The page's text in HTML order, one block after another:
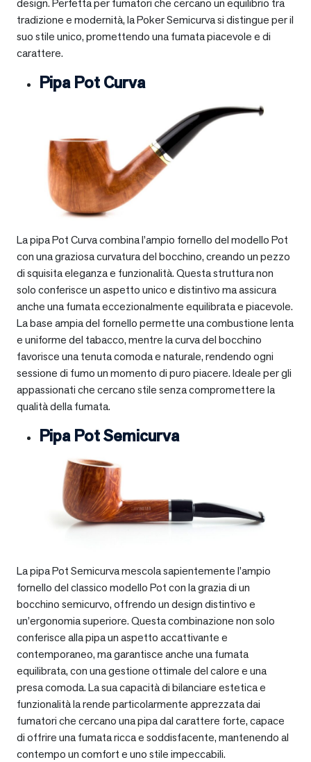
design. Perfetta per fumatori che cercano un equilibrio tra
tradizione e modernità, la Poker Semicurva si distingue per il
suo stile unico, promettendo una fumata piacevole e di
carattere.
Pipa Pot Curva
La pipa Pot Curva combina l’ampio fornello del modello Pot
con una graziosa curvatura del bocchino, creando un pezzo
di squisita eleganza e funzionalità. Questa struttura non
solo conferisce un aspetto unico e distintivo ma assicura
anche una fumata eccezionalmente equilibrata e piacevole.
La base ampia del fornello permette una combustione lenta
e uniforme del tabacco, mentre la curva del bocchino
favorisce una tenuta comoda e naturale, rendendo ogni
sessione di fumo un momento di puro piacere. Ideale per gli
appassionati che cercano stile senza compromettere la
qualità della fumata.
Pipa Pot Semicurva
La pipa Pot Semicurva mescola sapientemente l’ampio
fornello del classico modello Pot con la grazia di un
bocchino semicurvo, offrendo un design distintivo e
un’ergonomia superiore. Questa combinazione non solo
conferisce alla pipa un aspetto accattivante e
contemporaneo, ma garantisce anche una fumata
equilibrata, con una gestione ottimale del calore e una
presa comoda. La sua capacità di bilanciare estetica e
funzionalità la rende particolarmente apprezzata dai
fumatori che cercano una pipa dal carattere forte, capace
di offrire una fumata ricca e soddisfacente, mantenendo al
contempo un comfort e uno stile impeccabili.